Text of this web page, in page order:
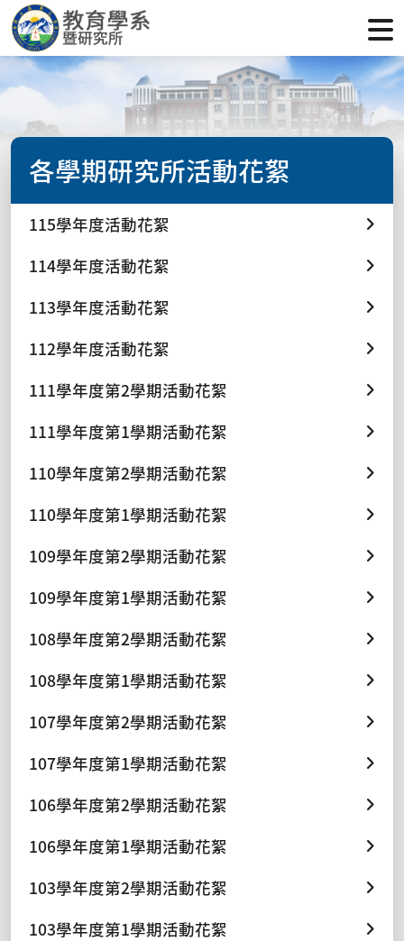
各學期研究所活動花絮
115學年度活動花絮
114學年度活動花絮
113學年度活動花絮
112學年度活動花絮
111學年度第2學期活動花絮
111學年度第1學期活動花絮
110學年度第2學期活動花絮
110學年度第1學期活動花絮
109學年度第2學期活動花絮
109學年度第1學期活動花絮
108學年度第2學期活動花絮
108學年度第1學期活動花絮
107學年度第2學期活動花絮
107學年度第1學期活動花絮
106學年度第2學期活動花絮
106學年度第1學期活動花絮
103學年度第2學期活動花絮
103學年度第1學期活動花絮